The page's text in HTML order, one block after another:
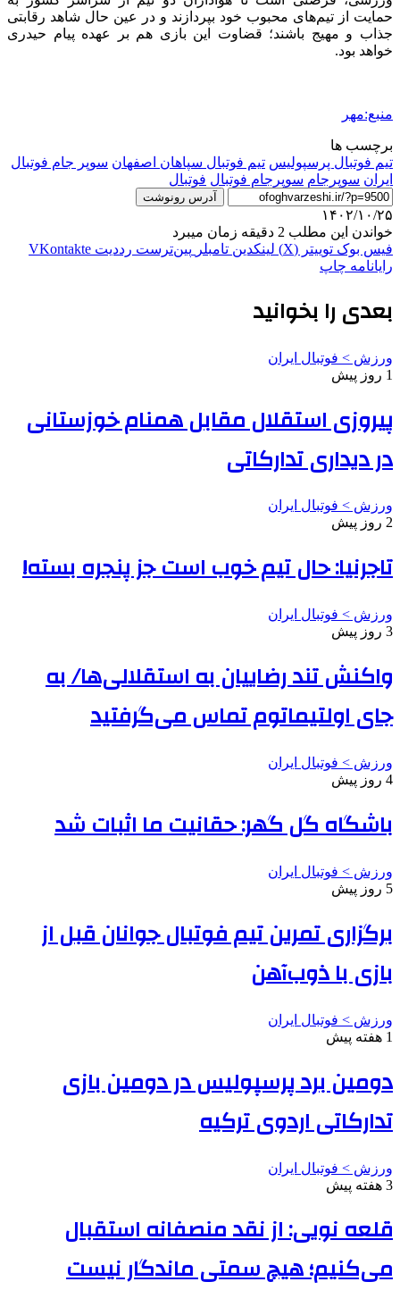
حمایت از تیم‌های محبوب خود بپردازند و در عین حال شاهد رقابتی
جذاب و مهیج باشند؛ قضاوت این بازی هم بر عهده پیام حیدری
خواهد بود.
منبع:مهر
برچسب ها
تیم فوتبال پرسپولیس تیم فوتبال سپاهان اصفهان سوپر جام فوتبال
ایران سوپرجام سوپرجام فوتبال فوتبال
آدرس رونوشت
۱۴۰۲/۱۰/۲۵
خواندن این مطلب 2 دقیقه زمان میبرد
فیس بوک توییتر (X) لینکدین ‫تامبلر ‫پین‌ترست ‫رددیت ‫VKontakte
رایانامه چاپ
بعدی را بخوانید
ورزش > فوتبال ایران
1 روز پیش
پیروزی استقلال مقابل همنام خوزستانی
در دیداری تدارکاتی
ورزش > فوتبال ایران
2 روز پیش
تاجرنیا: حال تیم خوب است جز پنجره بسته!
ورزش > فوتبال ایران
3 روز پیش
واکنش تند رضاییان به استقلالی‌ها/ به
جای اولتیماتوم تماس می‌گرفتید
ورزش > فوتبال ایران
4 روز پیش
باشگاه گل گهر: حقانیت ما اثبات شد
ورزش > فوتبال ایران
5 روز پیش
برگزاری تمرین تیم فوتبال جوانان قبل از
بازی با ذوب‌آهن
ورزش > فوتبال ایران
1 هفته پیش
دومین برد پرسپولیس در دومین بازی
تدارکاتی اردوی ترکیه
ورزش > فوتبال ایران
3 هفته پیش
قلعه نویی: از نقد منصفانه استقبال
می‌کنیم؛ هیچ سمتی ماندگار نیست